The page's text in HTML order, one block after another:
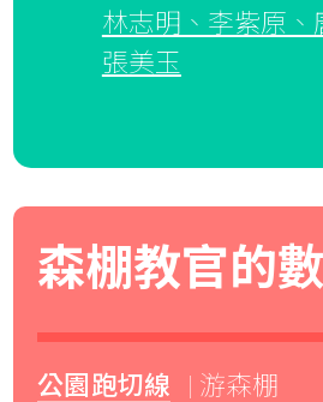
林志明、李紫原、
張美玉
森棚教官的
公園跑切線 | 游森棚